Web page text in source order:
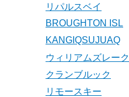
リパルスベイ
BROUGHTON ISL
KANGIQSUJUAQ
ウィリアムズレーク
クランブルック
リモースキー